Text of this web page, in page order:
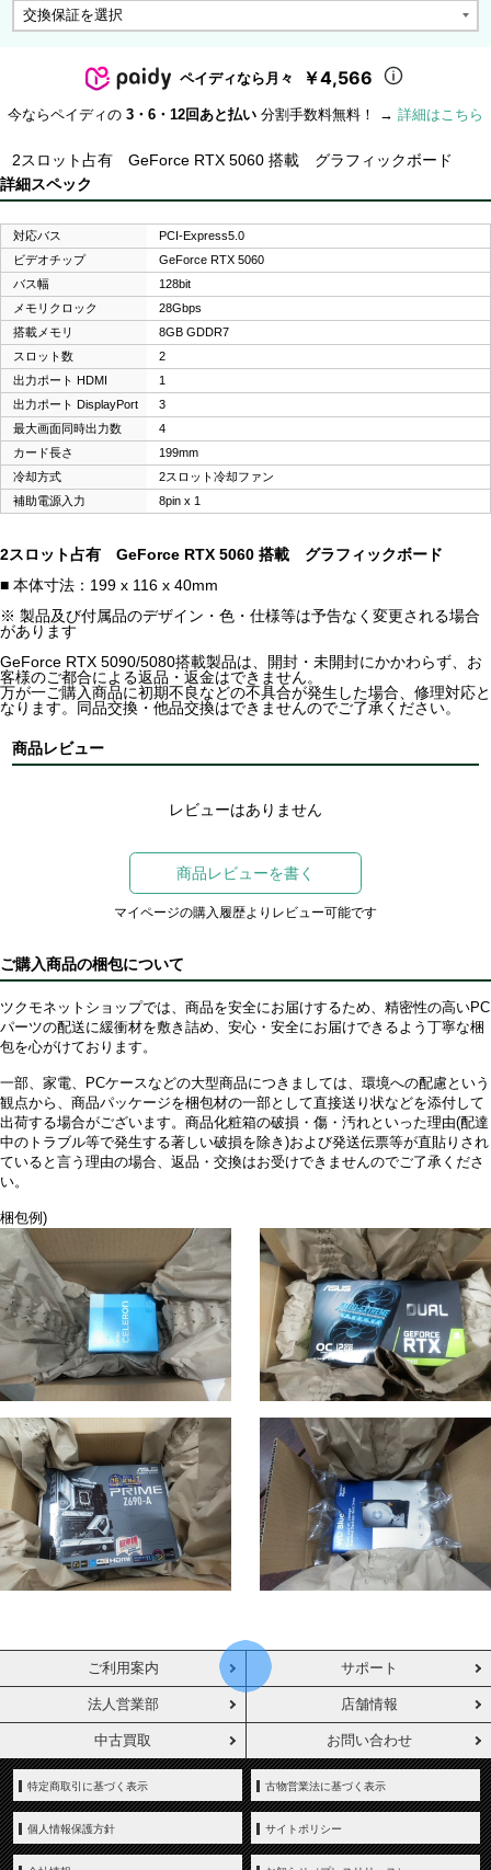
ペイディなら月々 ￥4,566
今ならペイディの 3・6・12回あと払い 分割手数料無料！ → 詳細はこちら
2スロット占有 GeForce RTX 5060 搭載 グラフィックボード
詳細スペック
対応バス
PCI-Express5.0
ビデオチップ
GeForce RTX 5060
バス幅
128bit
メモリクロック
28Gbps
搭載メモリ
8GB GDDR7
スロット数
2
出力ポート HDMI
1
出力ポート DisplayPort
3
最大画面同時出力数
4
カード長さ
199mm
冷却方式
2スロット冷却ファン
補助電源入力
8pin x 1
2スロット占有 GeForce RTX 5060 搭載 グラフィックボード
■ 本体寸法：199 x 116 x 40mm
※ 製品及び付属品のデザイン・色・仕様等は予告なく変更される場合
があります
GeForce RTX 5090/5080搭載製品は、開封・未開封にかかわらず、お
客様のご都合による返品・返金はできません。
万が一ご購入商品に初期不良などの不具合が発生した場合、修理対応と
なります。同品交換・他品交換はできませんのでご了承ください。
商品レビュー
レビューはありません
商品レビューを書く
マイページの購入履歴よりレビュー可能です
ご購入商品の梱包について
ツクモネットショップでは、商品を安全にお届けするため、精密性の高いPC
パーツの配送に緩衝材を敷き詰め、安心・安全にお届けできるよう丁寧な梱
包を心がけております。
一部、家電、PCケースなどの大型商品につきましては、環境への配慮という
観点から、商品パッケージを梱包材の一部として直接送り状などを添付して
出荷する場合がございます。商品化粧箱の破損・傷・汚れといった理由(配達
中のトラブル等で発生する著しい破損を除き)および発送伝票等が直貼りされ
ていると言う理由の場合、返品・交換はお受けできませんのでご了承くださ
い。
梱包例)
ご利用案内 サポート
法人営業部 店舗情報
中古買取 お問い合わせ
特定商取引に基づく表示 古物営業法に基づく表示
個人情報保護方針 サイトポリシー